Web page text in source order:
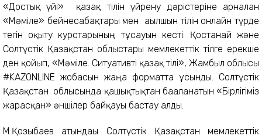
«Достық үйі» қазақ тілін үйрену дәрістеріне арналған
«Мәміле» бейнесабақтары мен ағылшын тілін онлайн түрде
тегін оқыту курстарының тұсауын кесті. Қостанай және
Солтүстік Қазақстан облыстары мемлекеттік тілге ерекше
ден қойып, «Мәміле. Ситуативті қазақ тілі», Жамбыл облысы
#KAZONLINE жобасын жаңа форматта ұсынды. Солтүстік
Қазақстан облысында қашықтықтан бағаланатын «Бірлігіміз
жарасқан» әншілер байқауы бастау алды.
М.Қозыбаев атындағы Солтүстік Қазақстан мемлекеттік